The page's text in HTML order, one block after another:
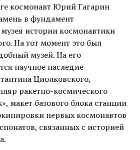
космонавт Юрий Гагарин
в фундамент
истории космонавтики
На тот момент это был
музей. На его
научное наследие
Циолковского,
ракетно-космического
макет базового блока станции
первых космонавтов
связанных с историей